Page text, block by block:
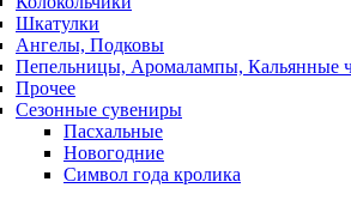
Шкатулки
Ангелы, Подковы
Пепельницы, Аромалампы, Кальянные
Прочее
Сезонные сувениры
Пасхальные
Новогодние
Символ года кролика